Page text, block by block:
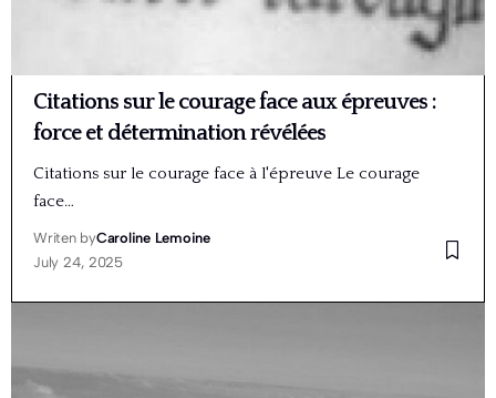
Citations sur le courage face aux épreuves :
force et détermination révélées
Citations sur le courage face à l'épreuve Le courage
face…
Writen byCaroline Lemoine
July 24, 2025